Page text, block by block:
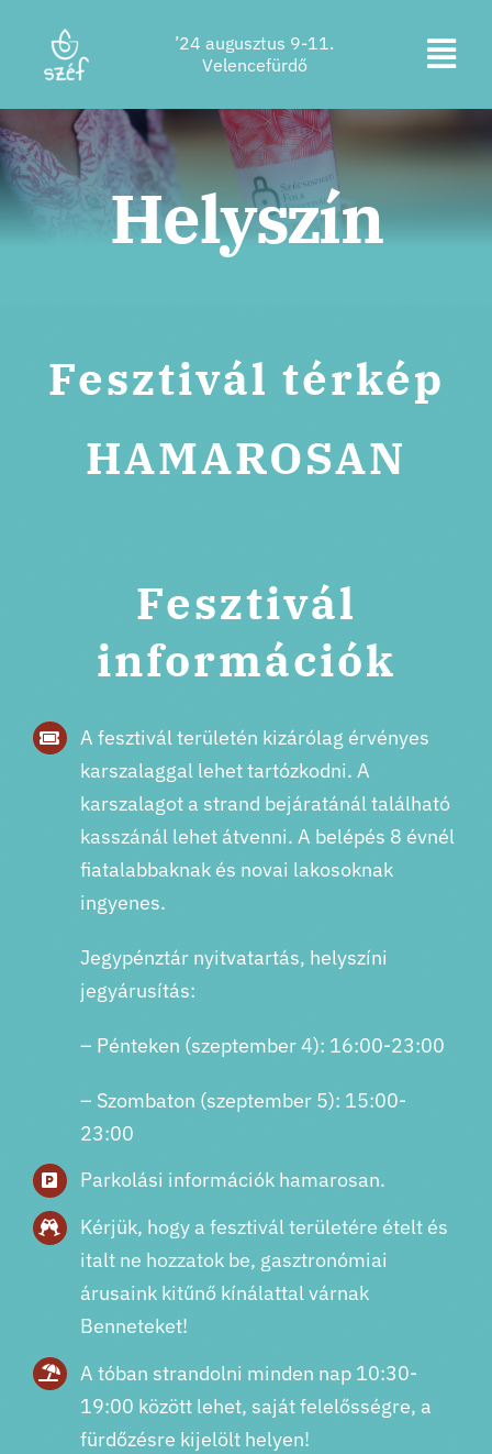
tartalomra
be
a
Jegyvásárlás
Program
Szállás
Helyszín
Támogatók
’24 augusztus 9-11.
Velencefürdő
Helyszín
Fesztivál térkép
HAMAROSAN
Fesztivál
információk
A fesztivál területén kizárólag érvényes
karszalaggal lehet tartózkodni. A
karszalagot a strand bejáratánál található
kasszánál lehet átvenni. A belépés 8 évnél
fiatalabbaknak és novai lakosoknak
ingyenes.
Jegypénztár nyitvatartás, helyszíni
jegyárusítás:
– Pénteken (szeptember 4): 16:00-23:00
– Szombaton (szeptember 5): 15:00-
23:00
Parkolási információk hamarosan.
Kérjük, hogy a fesztivál területére ételt és
italt ne hozzatok be, gasztronómiai
árusaink kitűnő kínálattal várnak
Benneteket!
A tóban strandolni minden nap 10:30-
19:00 között lehet, saját felelősségre, a
fürdőzésre kijelölt helyen!